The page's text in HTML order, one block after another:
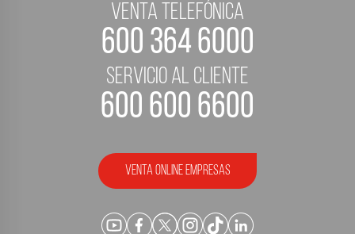
Venta telefónica
600 364 6000
servicio al cliente
600 600 6600
Venta Online empresas